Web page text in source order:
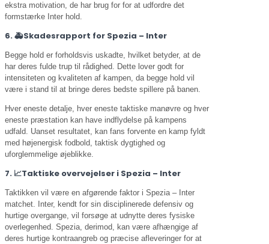
ekstra motivation, de har brug for for at udfordre det
formstærke Inter hold.
6. 🚑Skadesrapport for Spezia – Inter
Begge hold er forholdsvis uskadte, hvilket betyder, at de
har deres fulde trup til rådighed. Dette lover godt for
intensiteten og kvaliteten af kampen, da begge hold vil
være i stand til at bringe deres bedste spillere på banen.
Hver eneste detalje, hver eneste taktiske manøvre og hver
eneste præstation kan have indflydelse på kampens
udfald. Uanset resultatet, kan fans forvente en kamp fyldt
med højenergisk fodbold, taktisk dygtighed og
uforglemmelige øjeblikke.
7. 📈Taktiske overvejelser i Spezia – Inter
Taktikken vil være en afgørende faktor i Spezia – Inter
matchet. Inter, kendt for sin disciplinerede defensiv og
hurtige overgange, vil forsøge at udnytte deres fysiske
overlegenhed. Spezia, derimod, kan være afhængige af
deres hurtige kontraangreb og præcise afleveringer for at